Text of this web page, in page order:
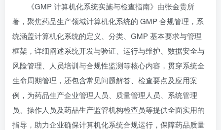
《GMP 计算机化系统实施与检查指南》由张金贵所
著，聚焦药品生产领域计算机化系统的 GMP 合规管理，系
统涵盖计算机化系统的定义、分类、GMP 基本要求与管理
框架，详细阐述系统开发与验证、运行与维护、数据安全与
风险管理、人员培训与合规性监测等核心内容，贯穿系统全
生命周期管理，还包含常见问题解答、检查要点及应用案
例，为药品生产企业管理人员、质量管理人员、系统管理
员、操作人员及药品生产监管机构检查员等提供全面实用的
指导，助力企业确保计算机化系统合规运行，保障药品质量